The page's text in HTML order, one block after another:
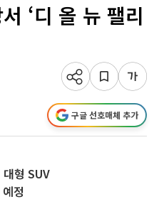
‘디 올 뉴 팰리
구글 선호매체 추가
형 SUV
정